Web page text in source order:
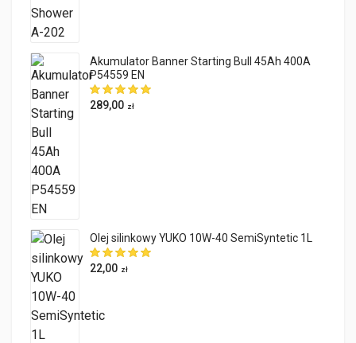
Akumulator Banner Starting Bull 45Ah 400A
P54559 EN
289,00 zł
Olej silinkowy YUKO 10W-40 SemiSyntetic 1L
22,00 zł